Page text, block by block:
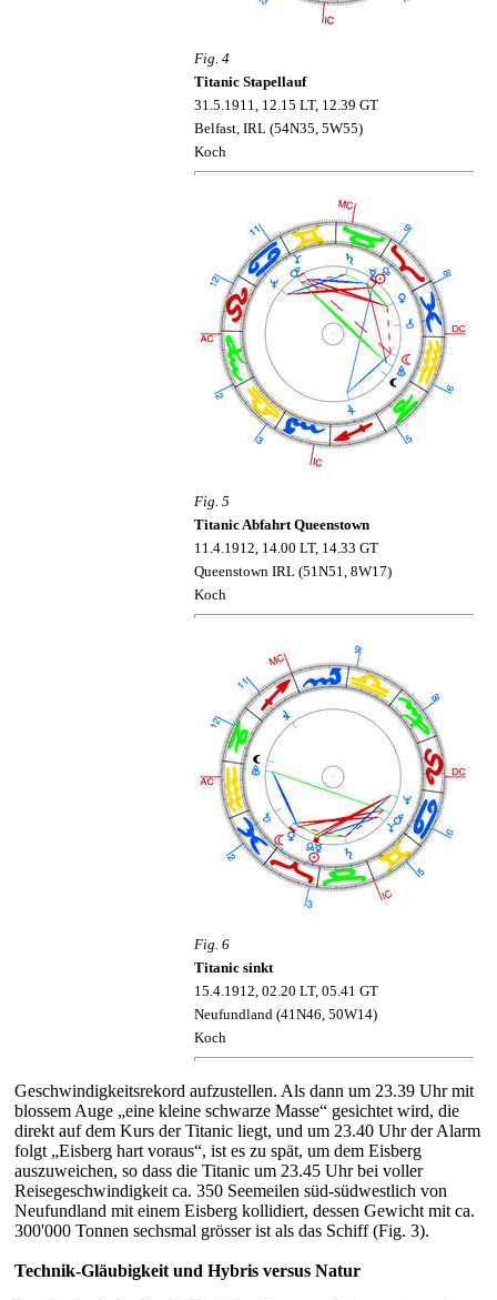
Fig. 4
Titanic Stapellauf
31.5.1911, 12.15 LT, 12.39 GT
Belfast, IRL (54N35, 5W55)
Koch
Fig. 5
Titanic Abfahrt Queenstown
11.4.1912, 14.00 LT, 14.33 GT
Queenstown IRL (51N51, 8W17)
Koch
Fig. 6
Titanic sinkt
15.4.1912, 02.20 LT, 05.41 GT
Neufundland (41N46, 50W14)
Koch
Geschwindigkeitsrekord aufzustellen. Als dann um 23.39 Uhr mit
blossem Auge „eine kleine schwarze Masse“ gesichtet wird, die
direkt auf dem Kurs der Titanic liegt, und um 23.40 Uhr der Alarm
folgt „Eisberg hart voraus“, ist es zu spät, um dem Eisberg
auszuweichen, so dass die Titanic um 23.45 Uhr bei voller
Reisegeschwindigkeit ca. 350 Seemeilen süd-südwestlich von
Neufundland mit einem Eisberg kollidiert, dessen Gewicht mit ca.
300'000 Tonnen sechsmal grösser ist als das Schiff (Fig. 3).
Technik-Gläubigkeit und Hybris versus Natur